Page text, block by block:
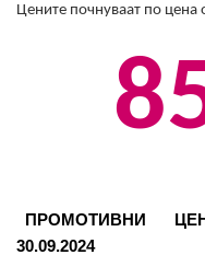
Цените почнуваат по цена
ПРОМОТИВНИ
30.09.2024